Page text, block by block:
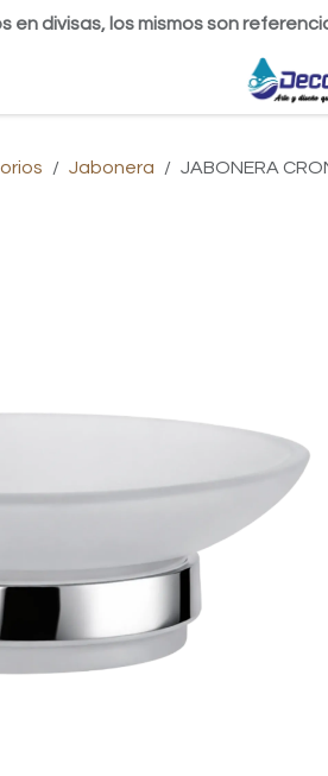
divisas, los mismos son
Jabonera JABONERA